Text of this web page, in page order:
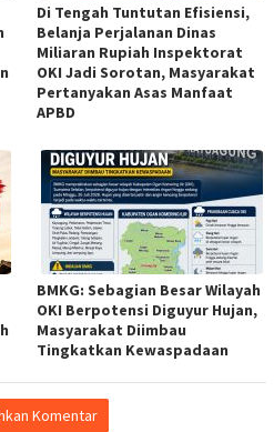
Di Tengah Tuntutan Efisiensi,
Belanja Perjalanan Dinas
Miliaran Rupiah Inspektorat
OKI Jadi Sorotan, Masyarakat
Pertanyakan Asas Manfaat
APBD
BMKG: Sebagian Besar Wilayah
OKI Berpotensi Diguyur Hujan,
Masyarakat Diimbau
Tingkatkan Kewaspadaan
Komentar